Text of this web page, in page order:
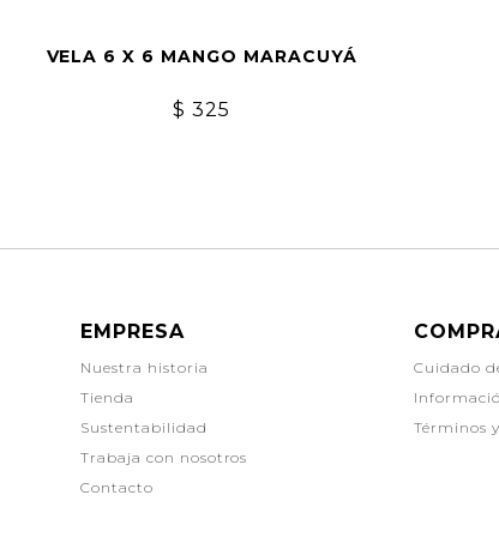
VELA 6 X 6 MANGO MARACUYÁ
$ 325
EMPRESA
Nuestra historia
Tienda
Sustentabilidad
Trabaja con nosotros
Contacto
Cuidado
Términos